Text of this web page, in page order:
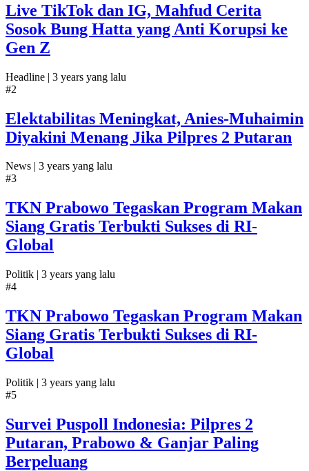
Live TikTok dan IG, Mahfud Cerita
Sosok Bung Hatta yang Anti Korupsi ke
Gen Z
Headline | 3 years yang lalu
#2
Elektabilitas Meningkat, Anies-Muhaimin
Diyakini Menang Jika Pilpres 2 Putaran
News | 3 years yang lalu
#3
TKN Prabowo Tegaskan Program Makan
Siang Gratis Terbukti Sukses di RI-
Global
Politik | 3 years yang lalu
#4
TKN Prabowo Tegaskan Program Makan
Siang Gratis Terbukti Sukses di RI-
Global
Politik | 3 years yang lalu
#5
Survei Puspoll Indonesia: Pilpres 2
Putaran, Prabowo & Ganjar Paling
Berpeluang